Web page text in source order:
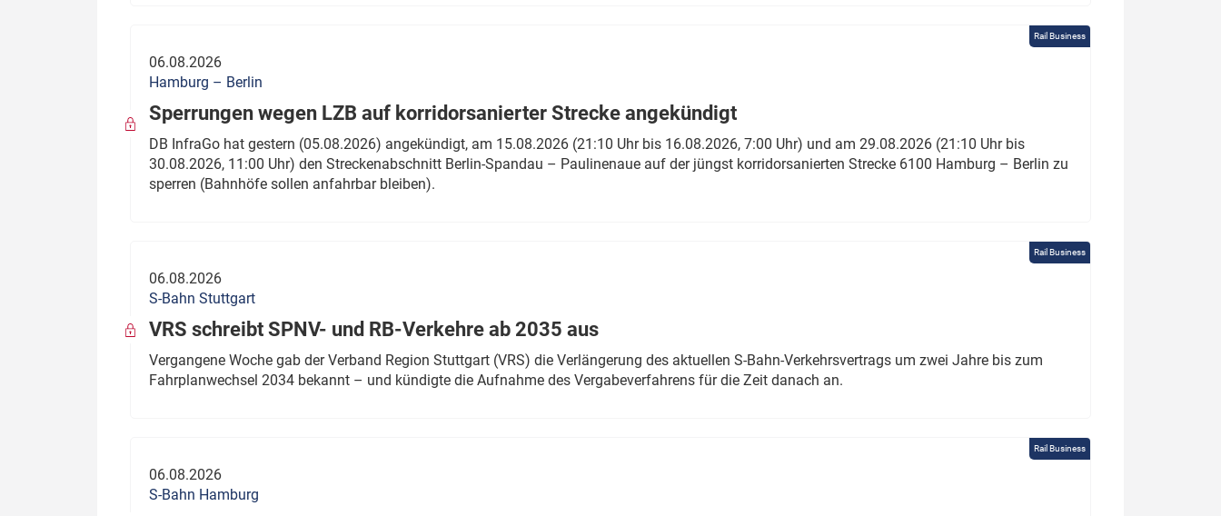
Thema des Monats
Dossier: Generalsanierung
Dossier: ETCS
Dossier:
Rail Business
06.08.2026
Hamburg – Berlin
Sperrungen wegen LZB auf korridorsanierter Strecke angekündigt
DB InfraGo hat gestern (05.08.2026) angekündigt, am 15.08.2026 (21:10 Uhr bis 16.08.2026, 7:00 Uhr) und am 29.08.2026 (21:10 Uhr bis
30.08.2026, 11:00 Uhr) den Streckenabschnitt Berlin-Spandau – Paulinenaue auf der jüngst korridorsanierten Strecke 6100 Hamburg – Berlin zu
sperren (Bahnhöfe sollen anfahrbar bleiben).
Rail Business
06.08.2026
S-Bahn Stuttgart
VRS schreibt SPNV- und RB-Verkehre ab 2035 aus
Vergangene Woche gab der Verband Region Stuttgart (VRS) die Verlängerung des aktuellen S-Bahn-Verkehrsvertrags um zwei Jahre bis zum
Fahrplanwechsel 2034 bekannt – und kündigte die Aufnahme des Vergabeverfahrens für die Zeit danach an.
Rail Business
06.08.2026
S-Bahn Hamburg